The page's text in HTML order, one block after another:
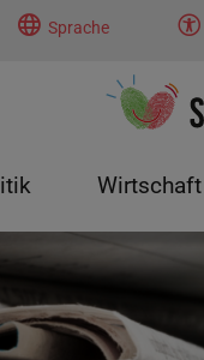
Sprache
for "Politik"
Wirtschaft
Submenu